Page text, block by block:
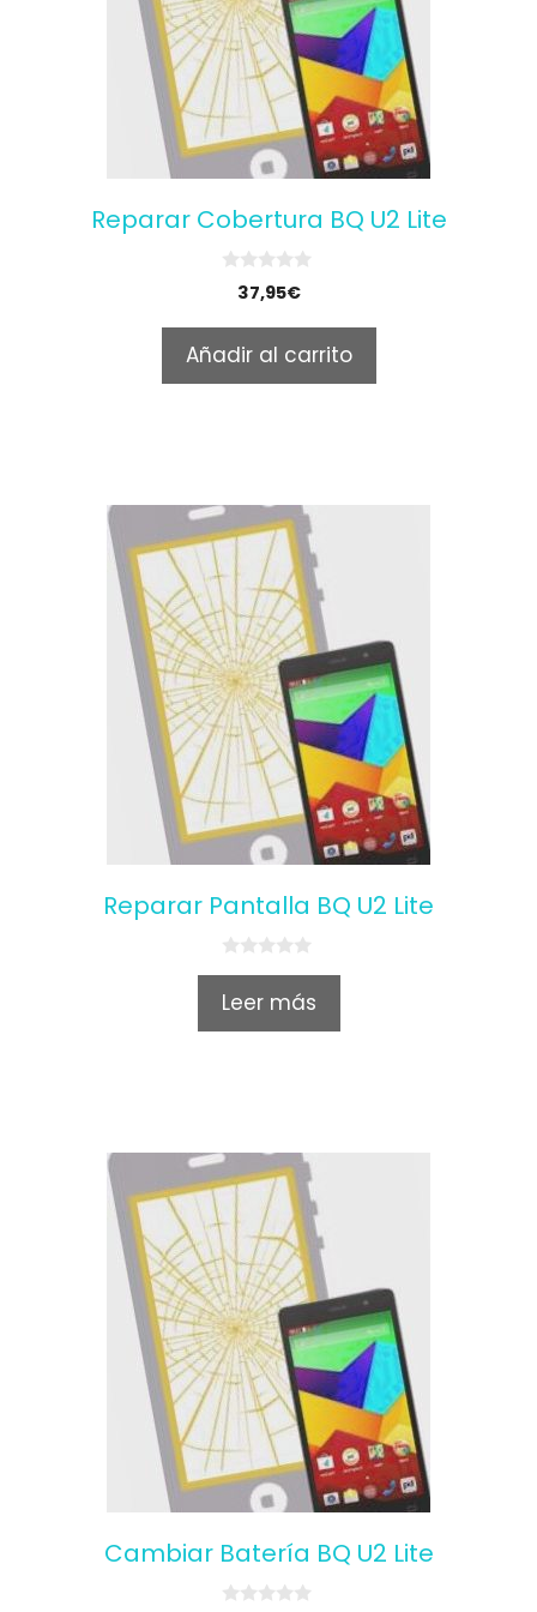
Reparar Cobertura BQ U2 Lite
o
f
5
37,95€
Añadir al carrito
Reparar Pantalla BQ U2 Lite
0
u
Leer más
Cambiar Batería BQ U2 Lite